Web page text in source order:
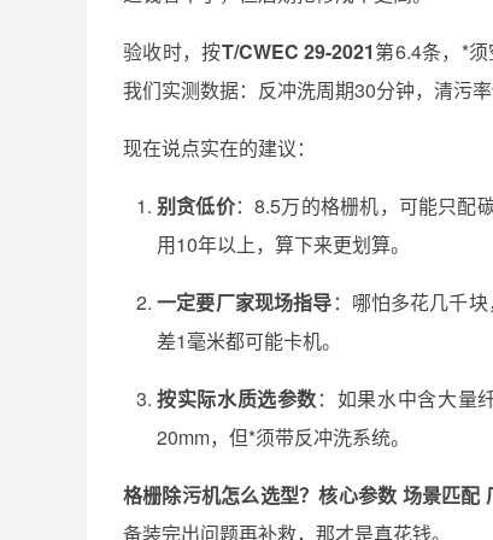
验收时，按T/CWEC 29-2021第6.4条，*
我们实测数据：反冲洗周期30分钟，清污率
现在说点实在的建议：
别贪低价：8.5万的格栅机，可能只配
用10年以上，算下来更划算。
一定要厂家现场指导：哪怕多花几千
差1毫米都可能卡机。
按实际水质选参数：如果水中含大量
20mm，但*须带反冲洗系统。
格栅除污机怎么选型？核心参数 场景匹配
备装完出问题再补救，那才是真花钱。